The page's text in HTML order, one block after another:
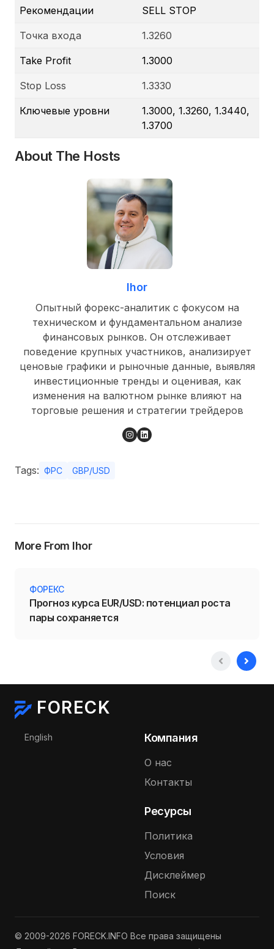
Рекомендации SELL STOP
Точка входа 1.3260
Take Profit 1.3000
Stop Loss 1.3330
Ключевые уровни
1.3000, 1.3260, 1.3440,
1.3700
About The Hosts
Ihor
Опытный форекс-аналитик с фокусом на
техническом и фундаментальном анализе
финансовых рынков. Он отслеживает
поведение крупных участников, анализирует
ценовые графики и рыночные данные, выявляя
инвестиционные тренды и оценивая, как
изменения на валютном рынке влияют на
торговые решения и стратегии трейдеров
Tags: ФРС GBP/USD
More From Ihor
ФОРЕКС
Прогноз курса EUR/USD: потенциал роста
пары сохраняется
FORECK
Выберите язык
English Компания
О нас
Контакты
Ресурсы
Политика
Условия
Дисклеймер
Поиск
© 2009-2026 FORECK.INFO Все права защищены